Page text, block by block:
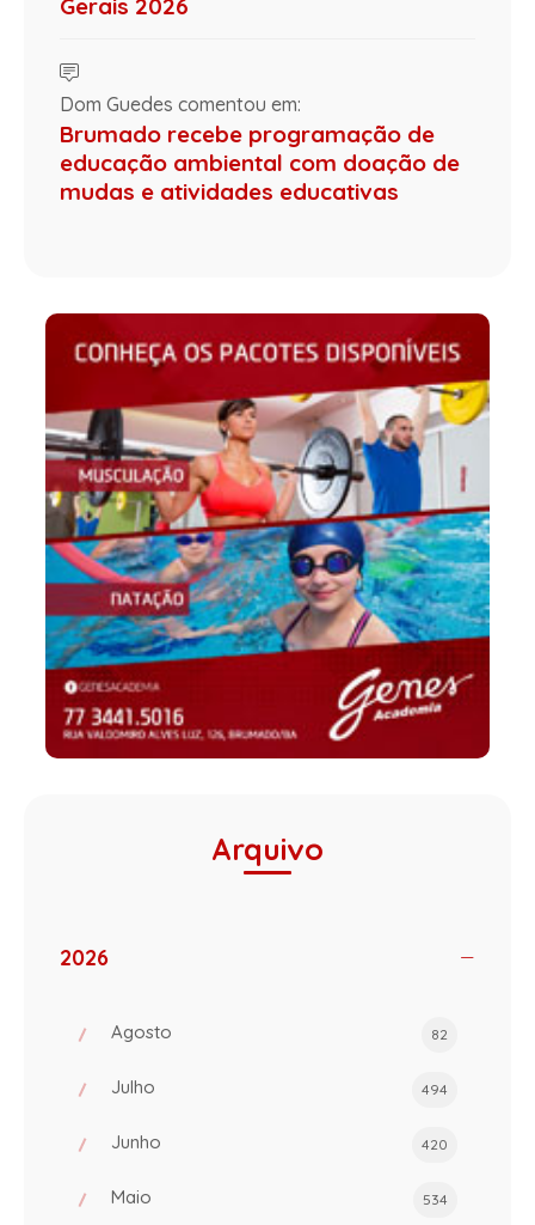
Gerais 2026
Dom Guedes comentou em:
Brumado recebe programação de
educação ambiental com doação de
mudas e atividades educativas
Arquivo
2026
Agosto 82
Julho 494
Junho 420
Maio 534